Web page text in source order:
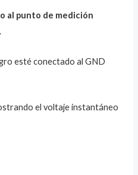
al punto de medición
.
esté conectado al GND
el voltaje instantáneo